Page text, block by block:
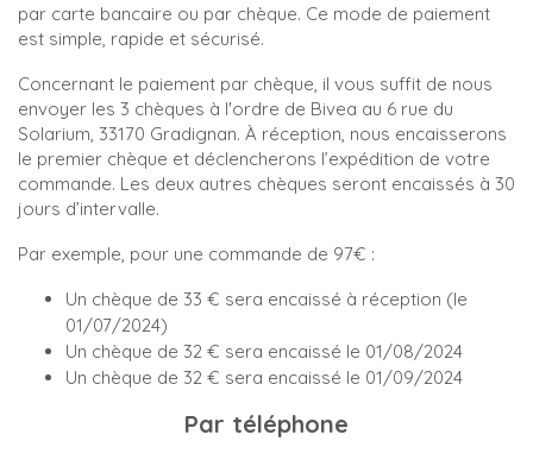
par carte bancaire ou par chèque. Ce mode de paiement
est simple, rapide et sécurisé.
Concernant le paiement par chèque, il vous suffit de nous
envoyer les 3 chèques à l'ordre de Bivea au 6 rue du
Solarium, 33170 Gradignan. À réception, nous encaisserons
le premier chèque et déclencherons l’expédition de votre
commande. Les deux autres chèques seront encaissés à 30
jours d’intervalle.
Par exemple, pour une commande de 97€ :
Un chèque de 33 € sera encaissé à réception (le
01/07/2024)
Un chèque de 32 € sera encaissé le 01/08/2024
Un chèque de 32 € sera encaissé le 01/09/2024
Par téléphone